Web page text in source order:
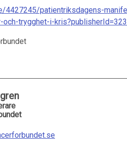
4427245/patientriksdagens-
trygghet-i-